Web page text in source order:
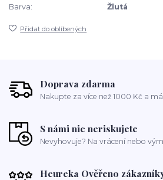
Barva:
Žlutá
Přidat do oblíbených
Doprava zdarma
Nakupte za více než 1000 Kč a
S námi nic neriskujete
Nevyhovuje? Na vrácení nebo
Heureka Ověřeno